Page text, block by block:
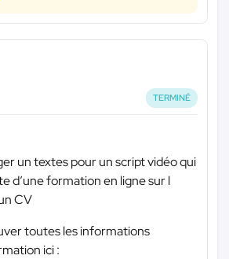
TERMINÉ
un textes pour un script vidéo qui
d’une formation en ligne sur l
CV
toutes les informations
ici :